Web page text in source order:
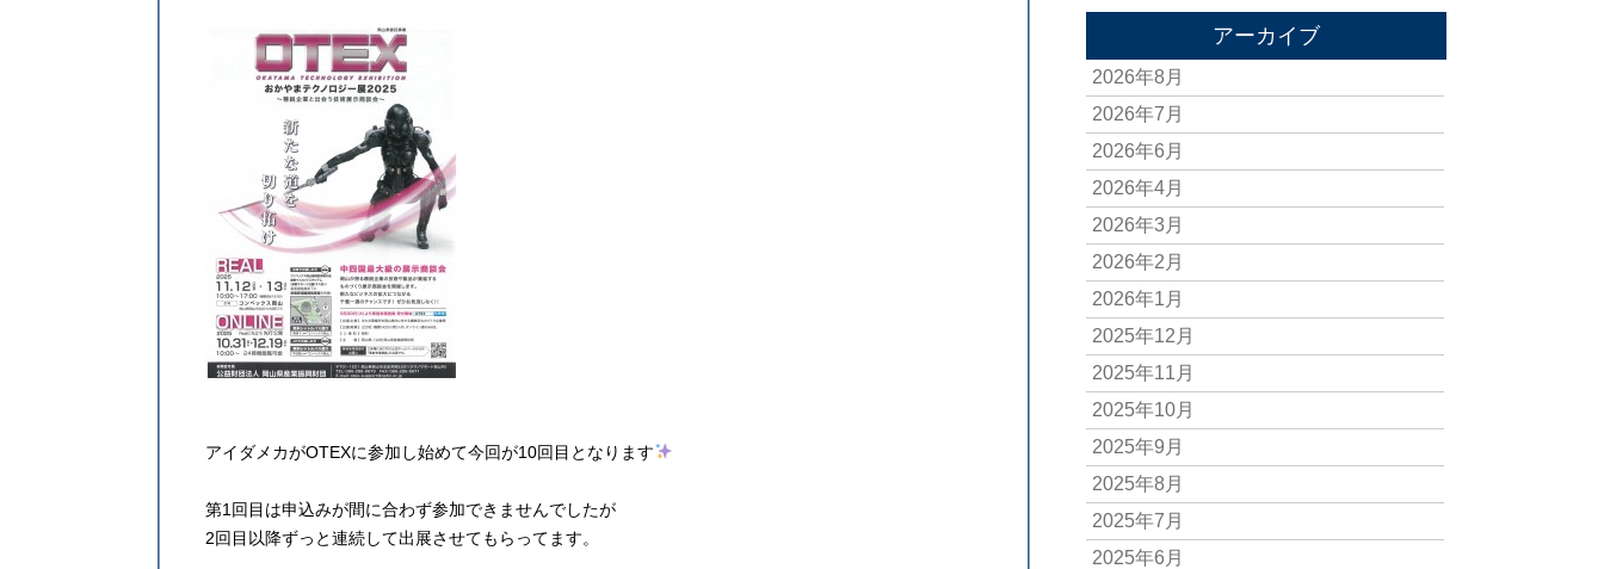
アイダメカがOTEXに参加し始めて今回が10回目となります
第1回目は申込みが間に合わず参加できませんでしたが
2回目以降ずっと連続して出展させてもらってます。
アーカイブ
2026年8月
2026年7月
2026年6月
2026年4月
2026年3月
2026年2月
2026年1月
2025年12月
2025年11月
2025年10月
2025年9月
2025年8月
2025年7月
2025年6月